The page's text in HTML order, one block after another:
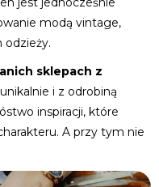
modą vintage,
odzieży.
sklepach z
i z odrobiną
inspiracji, które
A przy tym nie